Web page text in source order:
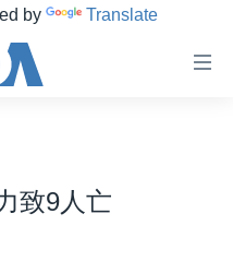
by Translate
致9人亡